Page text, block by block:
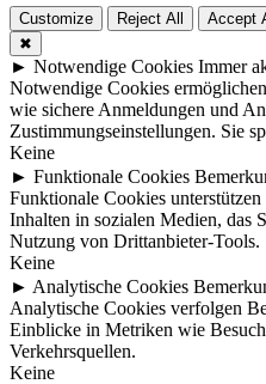
Customize Reject All
Accept
✖
► Notwendige Cookies Immer
Notwendige Cookies
wie sichere Anmeldungen und
Zustimmungseinstellungen. Sie
Keine
► Funktionale Cookies
Funktionale Cookies
Inhalten in sozialen Medien, das
Nutzung von Drittanbieter-Tools.
Keine
► Analytische Cookies
Analytische Cookies verfolgen
Einblicke in Metriken wie
Verkehrsquellen.
Keine